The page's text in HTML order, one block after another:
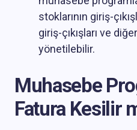
stoklarının giriş-
giriş-çıkışları ve
yönetilebilir.
Muhasebe
Fatura Kesilir